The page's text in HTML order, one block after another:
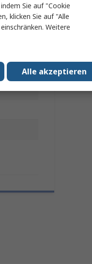
Sie auf "Cookie
klicken Sie auf "Alle
Weitere
Alle akzeptieren